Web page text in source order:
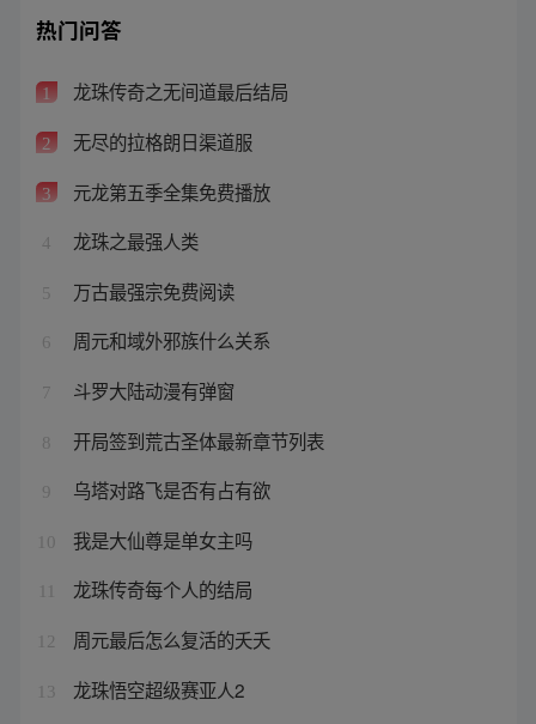
热门问答
1 龙珠传奇之无间道最后结局
2 无尽的拉格朗日渠道服
3 元龙第五季全集免费播放
4 龙珠之最强人类
5 万古最强宗免费阅读
6 周元和域外邪族什么关系
7 斗罗大陆动漫有弹窗
8 开局签到荒古圣体最新章节列表
9 乌塔对路飞是否有占有欲
10 我是大仙尊是单女主吗
龙珠传奇每个人的结局
12 周元最后怎么复活的夭夭
13 龙珠悟空超级赛亚人2